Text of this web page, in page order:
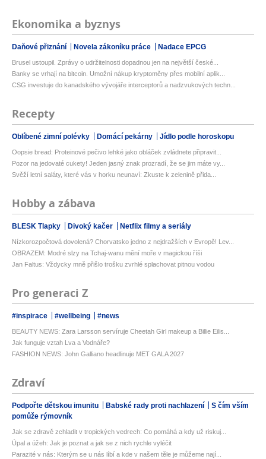
Ekonomika a byznys
Daňové přiznání Novela zákoníku práce Nadace EPCG
Brusel ustoupil. Zprávy o udržitelnosti dopadnou jen na největší české...
Banky se vrhají na bitcoin. Umožní nákup kryptoměny přes mobilní aplik...
CSG investuje do kanadského vývojáře interceptorů a nadzvukových techn...
Recepty
Oblíbené zimní polévky Domácí pekárny Jídlo podle horoskopu
Oopsie bread: Proteinové pečivo lehké jako obláček zvládnete připravit...
Pozor na jedovaté cukety! Jeden jasný znak prozradí, že se jim máte vy...
Svěží letní saláty, které vás v horku neunaví: Zkuste k zelenině přida...
Hobby a zábava
BLESK Tlapky Divoký kačer Netflix filmy a seriály
Nízkorozpočtová dovolená? Chorvatsko jedno z nejdražších v Evropě! Lev...
OBRAZEM: Modré slzy na Tchaj-wanu mění moře v magickou říši
Jan Faltus: Vždycky mně přišlo trošku zvrhlé splachovat pitnou vodou
Pro generaci Z
#inspirace #wellbeing #news
BEAUTY NEWS: Zara Larsson servíruje Cheetah Girl makeup a Billie Eilis...
Jak funguje vztah Lva a Vodnáře?
FASHION NEWS: John Galliano headlinuje MET GALA 2027
Zdraví
Podpořte dětskou imunitu Babské rady proti nachlazení
S čím vším
pomůže rýmovník
Jak se zdravě zchladit v tropických vedrech: Co pomáhá a kdy už riskuj...
Úpal a úžeh: Jak je poznat a jak se z nich rychle vyléčit
Parazité v nás: Kterým se u nás líbí a kde v našem těle je můžeme nají...